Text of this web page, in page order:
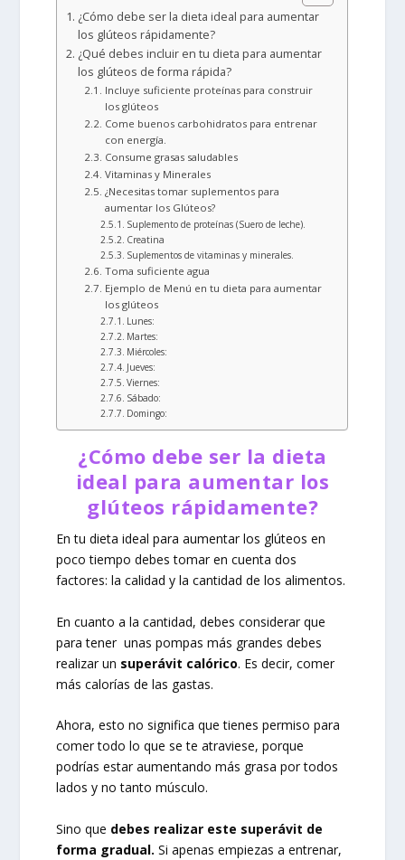
¿Cómo debe ser la dieta ideal para aumentar
los glúteos rápidamente?
¿Qué debes incluir en tu dieta para aumentar
los glúteos de forma rápida?
Incluye suficiente proteínas para construir
los glúteos
Come buenos carbohidratos para entrenar
con energía.
Consume grasas saludables
Vitaminas y Minerales
¿Necesitas tomar suplementos para
aumentar los Glúteos?
Suplemento de proteínas (Suero de leche).
Creatina
Suplementos de vitaminas y minerales.
Toma suficiente agua
Ejemplo de Menú en tu dieta para aumentar
los glúteos
Lunes:
Martes:
Miércoles:
Jueves:
Viernes:
Sábado:
Domingo:
¿Cómo debe ser la dieta
ideal para aumentar los
glúteos rápidamente?
En tu dieta ideal para aumentar los glúteos en
poco tiempo debes tomar en cuenta dos
factores: la calidad y la cantidad de los alimentos.
En cuanto a la cantidad, debes considerar que
para tener unas pompas más grandes debes
realizar un superávit calórico. Es decir, comer
más calorías de las gastas.
Ahora, esto no significa que tienes permiso para
comer todo lo que se te atraviese, porque
podrías estar aumentando más grasa por todos
lados y no tanto músculo.
Sino que debes realizar este superávit de
forma gradual. Si apenas empiezas a entrenar,